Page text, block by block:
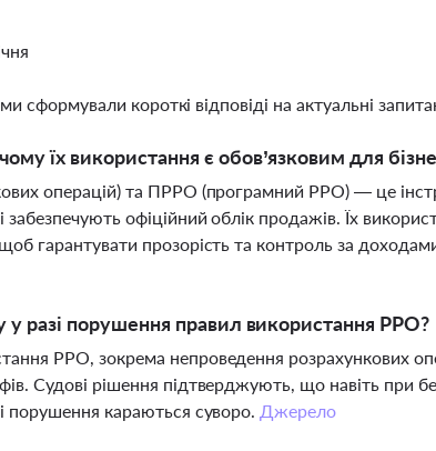
сформували короткі відповіді на актуальні
їх використання є обов’язковим для
операцій) та ПРРО (програмний РРО) — це
забезпечують офіційний облік продажів. Їх
гарантувати прозорість та контроль за
у разі порушення правил використання РРО?
РРО, зокрема непроведення розрахункових
Судові рішення підтверджують, що навіть при
порушення караються суворо. Джерело